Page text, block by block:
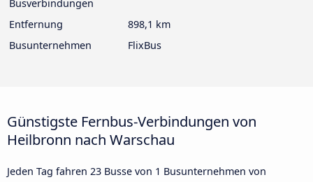
Busverbindungen
Entfernung
898,1 km
Busunternehmen
FlixBus
Günstigste Fernbus-Verbindungen von
Heilbronn nach Warschau
Jeden Tag fahren 23 Busse von 1 Busunternehmen von